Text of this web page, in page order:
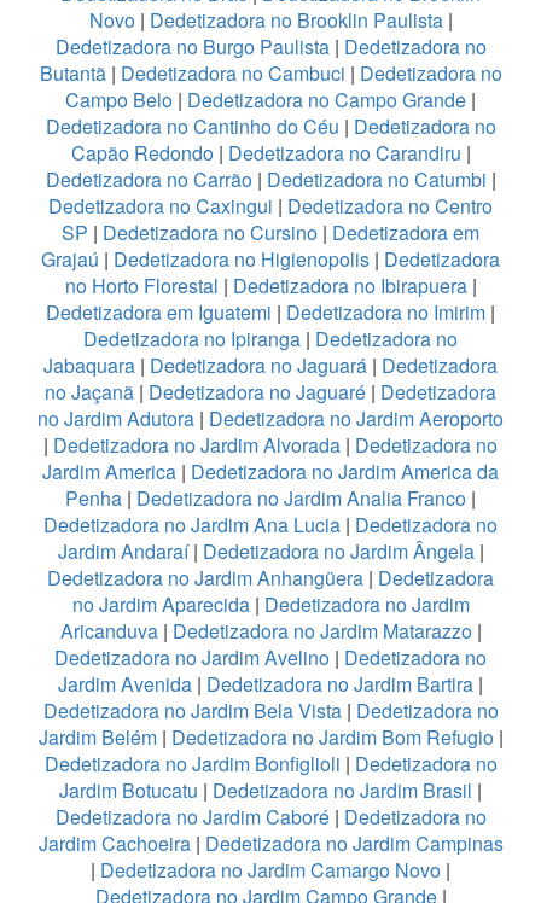
Novo| Dedetizadora no Brooklin Paulista|
Dedetizadora no Burgo Paulista| Dedetizadora no
Butantã| Dedetizadora no Cambuci | Dedetizadora no
Campo Belo | Dedetizadora no Campo Grande |
Dedetizadora no Cantinho do Céu | Dedetizadora no
Capão Redondo| Dedetizadora no Carandiru |
Dedetizadora no Carrão| Dedetizadora no Catumbi |
Dedetizadora no Caxingui | Dedetizadora no Centro
SP | Dedetizadora no Cursino | Dedetizadora em
Grajaú | Dedetizadora no Higienopolis | Dedetizadora
no Horto Florestal | Dedetizadora no Ibirapuera|
Dedetizadora em Iguatemi | Dedetizadora no Imirim |
Dedetizadora no Ipiranga | Dedetizadora no
Jabaquara | Dedetizadora no Jaguará | Dedetizadora
no Jaçanã | Dedetizadora no Jaguaré | Dedetizadora
no Jardim Adutora | Dedetizadora no Jardim Aeroporto
| Dedetizadora no Jardim Alvorada | Dedetizadora no
Jardim America | Dedetizadora no Jardim America da
Penha | Dedetizadora no Jardim Analia Franco |
Dedetizadora no Jardim Ana Lucia | Dedetizadora no
Jardim Andaraí| Dedetizadora no Jardim Ângela|
Dedetizadora no Jardim Anhangüera | Dedetizadora
no Jardim Aparecida| Dedetizadora no Jardim
Aricanduva| Dedetizadora no Jardim Matarazzo|
Dedetizadora no Jardim Avelino | Dedetizadora no
Jardim Avenida | Dedetizadora no Jardim Bartira |
Dedetizadora no Jardim Bela Vista| Dedetizadora no
Jardim Belém| Dedetizadora no Jardim Bom Refugio|
Dedetizadora no Jardim Bonfiglioli | Dedetizadora no
Jardim Botucatu | Dedetizadora no Jardim Brasil |
Dedetizadora no Jardim Caboré| Dedetizadora no
Jardim Cachoeira| Dedetizadora no Jardim Campinas
| Dedetizadora no Jardim Camargo Novo |
Dedetizadora no Jardim Campo Grande|